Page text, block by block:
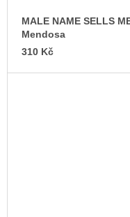
MALE NAME SELLS
Mendosa
310 Kč